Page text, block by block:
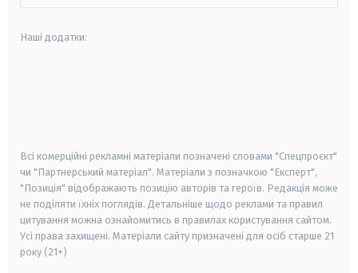
Наші додатки:
Всі комерційні рекламні матеріали позначені словами "Спецпроєкт"
чи "Партнерський матеріал". Матеріали з позначкою "Експерт",
"Позиція" відображають позицію авторів та героїв. Редакція може
не поділяти їхніх поглядів. Детальніше щодо реклами та правил
цитування можна ознайомитись в правилах користування сайтом.
Усі права захищені. Матеріали сайту призначені для осіб старше 21
року (21+)